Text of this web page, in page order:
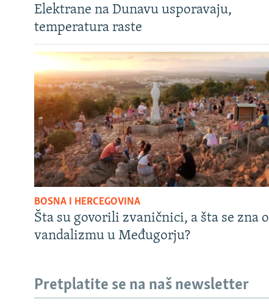
Elektrane na Dunavu usporavaju,
temperatura raste
BOSNA I HERCEGOVINA
Šta su govorili zvaničnici, a šta se zna o
vandalizmu u Međugorju?
Pretplatite se na naš newsletter